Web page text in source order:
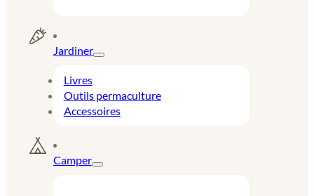
Jardiner
Livres
Outils permaculture
Accessoires
Camper